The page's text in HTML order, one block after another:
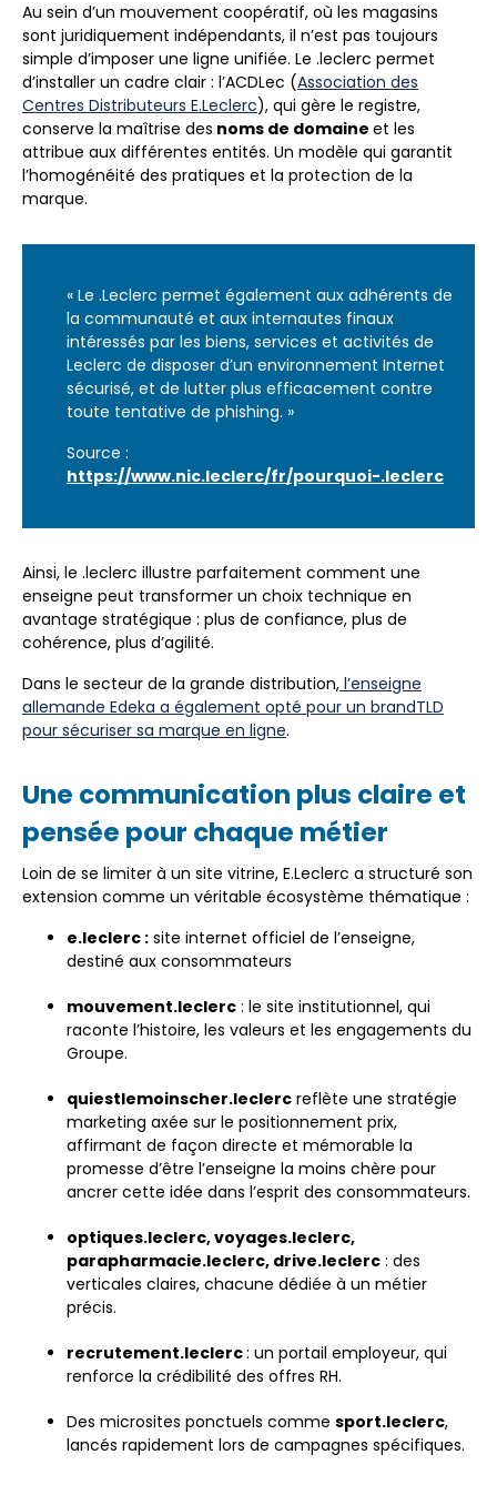
Au sein d’un mouvement coopératif, où les magasins
sont juridiquement indépendants, il n’est pas toujours
simple d’imposer une ligne unifiée. Le .leclerc permet
d’installer un cadre clair : l’ACDLec (Association des
Centres Distributeurs E.Leclerc), qui gère le registre,
conserve la maîtrise des noms de domaine et les
attribue aux différentes entités. Un modèle qui garantit
l’homogénéité des pratiques et la protection de la
marque.
« Le .Leclerc permet également aux adhérents de
la communauté et aux internautes finaux
intéressés par les biens, services et activités de
Leclerc de disposer d’un environnement Internet
sécurisé, et de lutter plus efficacement contre
toute tentative de phishing. »
Source :
https://www.nic.leclerc/fr/pourquoi-.leclerc
Ainsi, le .leclerc illustre parfaitement comment une
enseigne peut transformer un choix technique en
avantage stratégique : plus de confiance, plus de
cohérence, plus d’agilité.
Dans le secteur de la grande distribution, l’enseigne
allemande Edeka a également opté pour un brandTLD
pour sécuriser sa marque en ligne.
Une communication plus claire et
pensée pour chaque métier
Loin de se limiter à un site vitrine, E.Leclerc a structuré son
extension comme un véritable écosystème thématique :
e.leclerc : site internet officiel de l’enseigne,
destiné aux consommateurs
mouvement.leclerc : le site institutionnel, qui
raconte l’histoire, les valeurs et les engagements du
Groupe.
quiestlemoinscher.leclerc reflète une stratégie
marketing axée sur le positionnement prix,
affirmant de façon directe et mémorable la
promesse d’être l’enseigne la moins chère pour
ancrer cette idée dans l’esprit des consommateurs.
optiques.leclerc, voyages.leclerc,
parapharmacie.leclerc, drive.leclerc : des
verticales claires, chacune dédiée à un métier
précis.
recrutement.leclerc: un portail employeur, qui
renforce la crédibilité des offres RH.
Des microsites ponctuels comme sport.leclerc,
lancés rapidement lors de campagnes spécifiques.